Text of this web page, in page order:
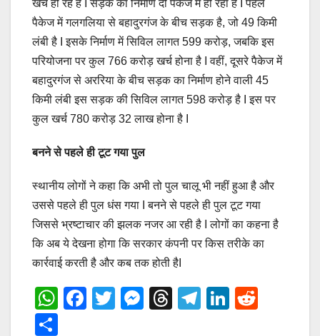
खर्च हो रहे हैं I सड़क का निर्माण दो पैकेज में हो रहा है I पहले
पैकेज में गलगलिया से बहादुरगंज के बीच सड़क है, जो 49 किमी
लंबी है I इसके निर्माण में सिविल लागत 599 करोड़, जबकि इस
परियोजना पर कुल 766 करोड़ खर्च होना है I वहीं, दूसरे पैकेज में
बहादुरगंज से अररिया के बीच सड़क का निर्माण होने वाली 45
किमी लंबी इस सड़क की सिविल लागत 598 करोड़ है I इस पर
कुल खर्च 780 करोड़ 32 लाख होना है I
बनने से पहले ही टूट गया पुल
स्थानीय लोगों ने कहा कि अभी तो पुल चालू भी नहीं हुआ है और
उससे पहले ही पुल धंस गया I बनने से पहले ही पुल टूट गया
जिससे भ्रष्टाचार की झलक नजर आ रही है I लोगों का कहना है
कि अब ये देखना होगा कि सरकार कंपनी पर किस तरीके का
कार्रवाई करती है और कब तक होती हैI
W
F
T
M
T
T
Li